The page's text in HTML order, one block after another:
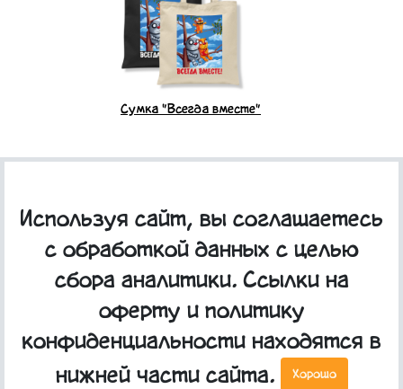
Сумка "Всегда вместе"
Используя сайт, вы соглашаетесь
с обработкой данных с целью
сбора аналитики. Ссылки на
оферту и политику
конфиденциальности находятся в
нижней части сайта.
Хорошо